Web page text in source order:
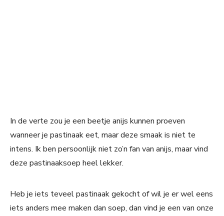
In de verte zou je een beetje anijs kunnen proeven
wanneer je pastinaak eet, maar deze smaak is niet te
intens. Ik ben persoonlijk niet zo’n fan van anijs, maar vind
deze pastinaaksoep heel lekker.
Heb je iets teveel pastinaak gekocht of wil je er wel eens
iets anders mee maken dan soep, dan vind je een van onze